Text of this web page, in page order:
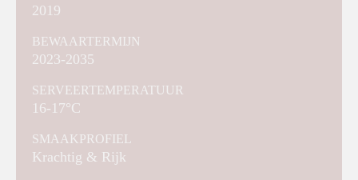
2019
BEWAARTERMIJN
2023-2035
SERVEERTEMPERATUUR
16-17°C
SMAAKPROFIEL
Krachtig & Rijk